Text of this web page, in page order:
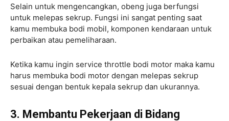
Selain untuk mengencangkan, obeng juga berfungsi
untuk melepas sekrup. Fungsi ini sangat penting saat
kamu membuka bodi mobil, komponen kendaraan untuk
perbaikan atau pemeliharaan.
Ketika kamu ingin service throttle bodi motor maka kamu
harus membuka bodi motor dengan melepas sekrup
sesuai dengan bentuk kepala sekrup dan ukurannya.
3. Membantu Pekerjaan di Bidang